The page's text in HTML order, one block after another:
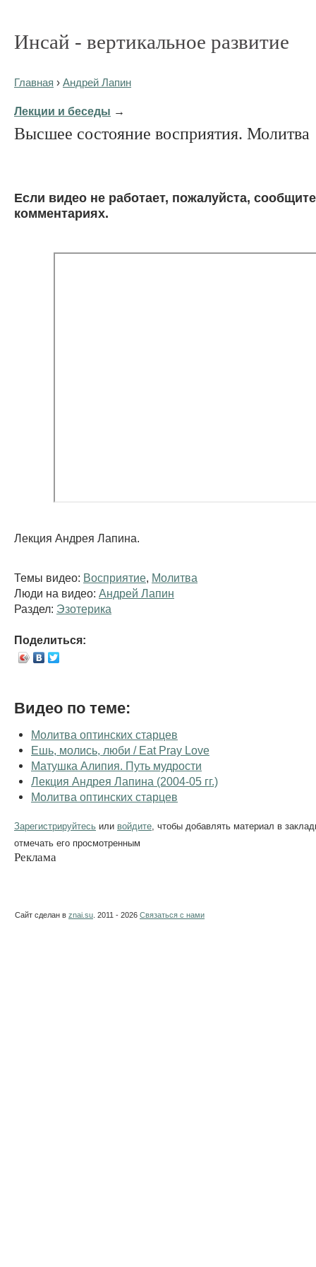
Инсай - вертикальное развитие
Главная › Андрей Лапин
Лекции и беседы →
Высшее состояние восприятия. Молитва
Eсли видео не работает, пожалуйста,
комментариях.
Лекция Андрея Лапина.
Темы видео: Восприятие Молитва
Люди на видео: Андрей Лапин
Раздел: Эзотерика
Поделиться:
Видео по теме:
Молитва оптинских старцев
Ешь, молись, люби / Eat Pray Love
Матушка Алипия. Путь мудрости
Лекция Андрея Лапина (2004-05 гг.)
Молитва оптинских старцев
Зарегистрируйтесь или войдите , чтобы добавлять материал в
отмечать его просмотренным
Реклама
Сайт сделан в znai.su . 2011 - 2026 Связаться с нами